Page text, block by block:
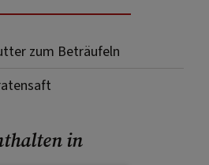
zum Beträufeln
in